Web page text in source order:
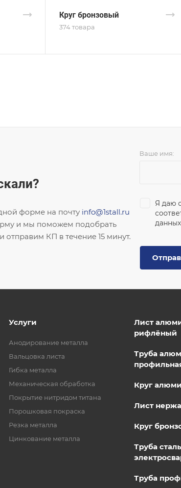
Круг бронзовый
374 товара
форме на почту info@1stall.ru
и мы поможем подобрать
отправим КП в течение 15 минут.
Ваше имя:
Я даю
данных
Услуги
Анодирование металла
Вальцовка листа
Гибка металла
Механическая обработка
Покрытие нитридом титана
Порошковая покраска
Резка металла
Цинкование металла
Лист
рифлёный
Труба
Круг
Лист
Круг
Труба
Труба